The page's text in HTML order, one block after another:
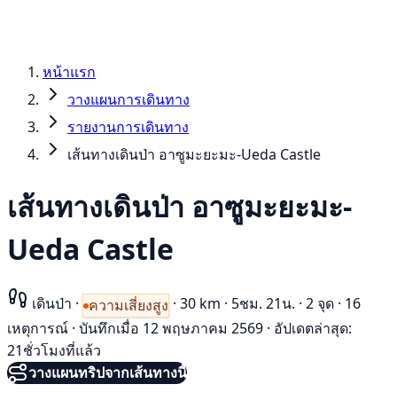
หน้าแรก
วางแผนการเดินทาง
รายงานการเดินทาง
เส้นทางเดินป่า อาซูมะยะมะ-Ueda Castle
เส้นทางเดินป่า อาซูมะยะมะ-
Ueda Castle
เดินป่า · ความเสี่ยงสูง · 30 km · 5ชม. 21น. · 2 จุด · 16
เหตุการณ์ · บันทึกเมื่อ 12 พฤษภาคม 2569 · อัปเดตล่าสุด:
21ชั่วโมงที่แล้ว
วางแผนทริปจากเส้นทางนี้